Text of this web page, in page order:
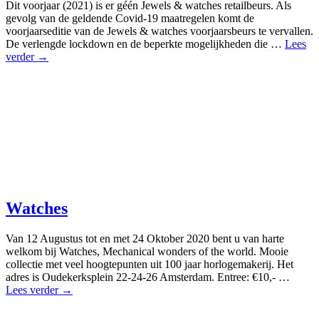
Dit voorjaar (2021) is er géén Jewels & watches retailbeurs. Als
gevolg van de geldende Covid-19 maatregelen komt de
voorjaarseditie van de Jewels & watches voorjaarsbeurs te vervallen.
De verlengde lockdown en de beperkte mogelijkheden die … Lees
verder →
Watches
Van 12 Augustus tot en met 24 Oktober 2020 bent u van harte
welkom bij Watches, Mechanical wonders of the world. Mooie
collectie met veel hoogtepunten uit 100 jaar horlogemakerij. Het
adres is Oudekerksplein 22-24-26 Amsterdam. Entree: €10,- …
Lees verder →